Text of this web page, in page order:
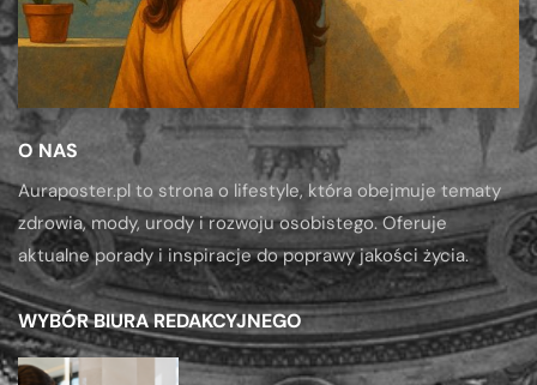
O NAS
Auraposter.pl to strona o lifestyle, która obejmuje tematy
zdrowia, mody, urody i rozwoju osobistego. Oferuje
aktualne porady i inspiracje do poprawy jakości życia.
WYBÓR BIURA REDAKCYJNEGO